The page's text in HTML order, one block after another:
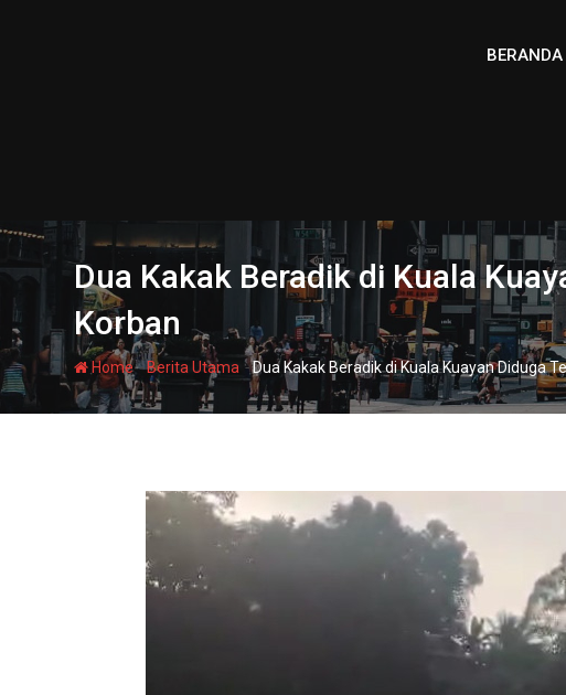
BERANDA
Dua Kakak Beradik di Kuala
Korban
Home-Berita Utama -Dua Kakak Beradik di Kuala Kuayan Diduga